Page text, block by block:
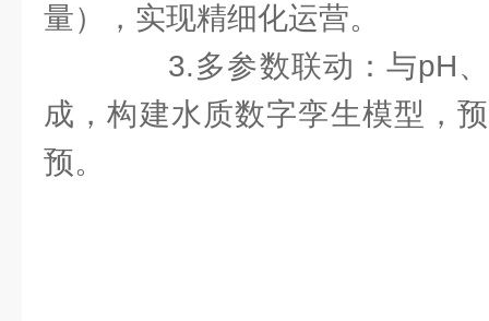
量），实现精细化运营。
3.多参数联动：与pH、
成，构建水质数字孪生模型，
预。